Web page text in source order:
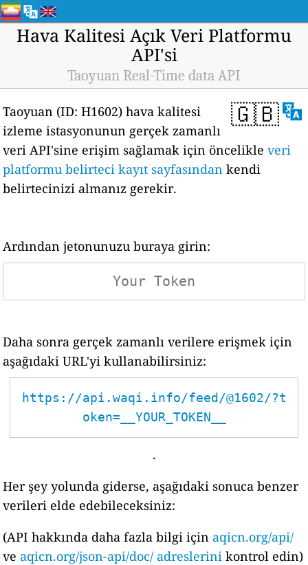
Hava Kalitesi Açık Veri Platformu
API'si
Taoyuan Real-Time data API
🇬🇧
Taoyuan (ID: H1602) hava kalitesi
izleme istasyonunun gerçek zamanlı
veri API'sine erişim sağlamak için öncelikleveri
platformu belirteci kayıt sayfasından kendi
belirtecinizi almanız gerekir.
Ardından jetonunuzu buraya girin:
Daha sonra gerçek zamanlı verilere erişmek için
aşağıdaki URL'yi kullanabilirsiniz:
https://api.waqi.info/feed/@1602/?t
oken=__YOUR_TOKEN__
.
Her şey yolunda giderse, aşağıdaki sonuca benzer
verileri elde edebileceksiniz:
(API hakkında daha fazla bilgi için aqicn.org/api/
ve aqicn.org/json-api/doc/ adreslerini kontrol edin)